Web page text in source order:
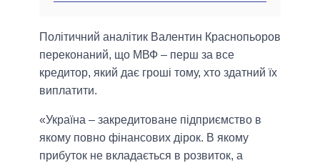
Політичний аналітик Валентин Краснопьоров
переконаний, що МВФ – перш за все
кредитор, який дає гроші тому, хто здатний їх
виплатити.
«Україна – закредитоване підприємство в
якому повно фінансових дірок. В якому
прибуток не вкладається в розвиток, а